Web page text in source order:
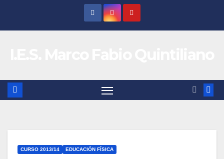
CURSO 2013/14 EDUCACIÓN FÍSICA